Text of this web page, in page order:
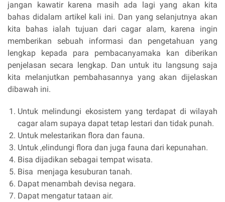
jangan kawatir karena masih ada lagi yang akan kita
bahas didalam artikel kali ini. Dan yang selanjutnya akan
kita bahas ialah tujuan dari cagar alam, karena ingin
memberikan sebuah informasi dan pengetahuan yang
lengkap kepada para pembacanyamaka kan diberikan
penjelasan secara lengkap. Dan untuk itu langsung saja
kita melanjutkan pembahasannya yang akan dijelaskan
dibawah ini.
Untuk melindungi ekosistem yang terdapat di wilayah
cagar alam supaya dapat tetap lestari dan tidak punah.
Untuk melestarikan flora dan fauna.
Untuk ,elindungi flora dan juga fauna dari kepunahan.
Bisa dijadikan sebagai tempat wisata.
Bisa menjaga kesuburan tanah.
Dapat menambah devisa negara.
Dapat mengatur tataan air.